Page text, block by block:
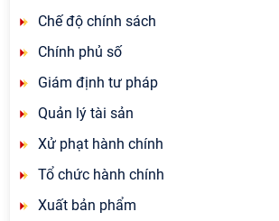
Chế độ chính sách
Chính phủ số
Giám định tư pháp
Quản lý tài sản
Xử phạt hành chính
Tổ chức hành chính
Xuất bản phẩm